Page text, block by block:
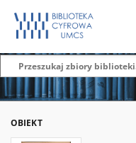
OBIEKT